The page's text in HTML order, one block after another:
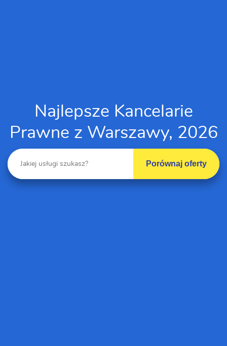
Najlepsze Kancelarie
Prawne z Warszawy, 2026
Porównaj oferty